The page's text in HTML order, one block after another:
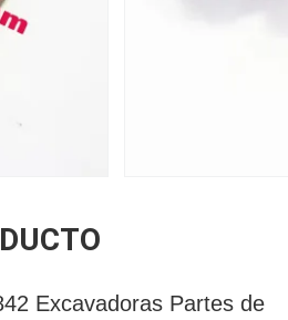
Excavadoras Partes de